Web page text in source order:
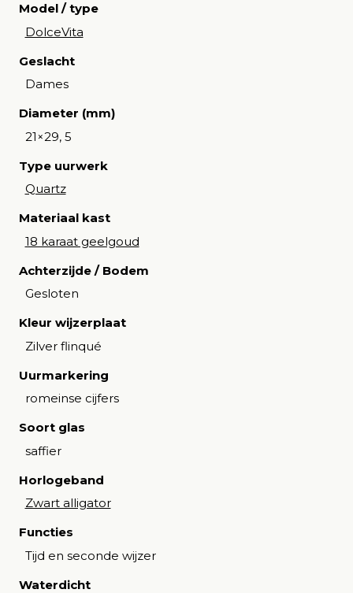
Model / type
DolceVita
Geslacht
Dames
Diameter (mm)
21×29, 5
Type uurwerk
Quartz
Materiaal kast
18 karaat geelgoud
Achterzijde / Bodem
Gesloten
Kleur wijzerplaat
Zilver flinqué
Uurmarkering
romeinse cijfers
Soort glas
saffier
Horlogeband
Zwart alligator
Functies
Tijd en seconde wijzer
Waterdicht